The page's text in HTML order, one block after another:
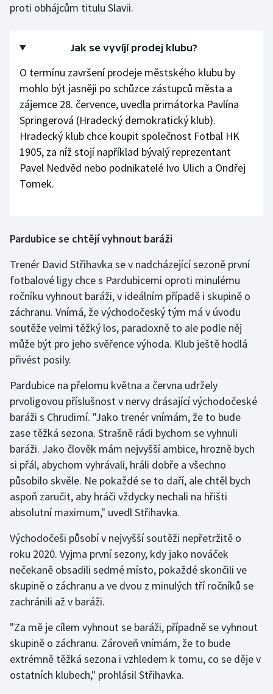
proti obhájcům titulu Slavii.
Jak se vyvíjí prodej klubu?
O termínu završení prodeje městského klubu by
mohlo být jasněji po schůzce zástupců města a
zájemce 28. července, uvedla primátorka Pavlína
Springerová (Hradecký demokratický klub).
Hradecký klub chce koupit společnost Fotbal HK
1905, za níž stojí například bývalý reprezentant
Pavel Nedvěd nebo podnikatelé Ivo Ulich a Ondřej
Tomek.
Pardubice se chtějí vyhnout baráži
Trenér David Střihavka se v nadcházející sezoně první
fotbalové ligy chce s Pardubicemi oproti minulému
ročníku vyhnout baráži, v ideálním případě i skupině o
záchranu. Vnímá, že východočeský tým má v úvodu
soutěže velmi těžký los, paradoxně to ale podle něj
může být pro jeho svěřence výhoda. Klub ještě hodlá
přivést posily.
Pardubice na přelomu května a června udržely
prvoligovou příslušnost v nervy drásající východočeské
baráži s Chrudimí. "Jako trenér vnímám, že to bude
zase těžká sezona. Strašně rádi bychom se vyhnuli
baráži. Jako člověk mám nejvyšší ambice, hrozně bych
si přál, abychom vyhrávali, hráli dobře a všechno
působilo skvěle. Ne pokaždé se to daří, ale chtěl bych
aspoň zaručit, aby hráči vždycky nechali na hřišti
absolutní maximum," uvedl Střihavka.
Východočeši působí v nejvyšší soutěži nepřetržitě o
roku 2020. Vyjma první sezony, kdy jako nováček
nečekaně obsadili sedmé místo, pokaždé skončili ve
skupině o záchranu a ve dvou z minulých tří ročníků se
zachránili až v baráži.
"Za mě je cílem vyhnout se baráži, případně se vyhnout
skupině o záchranu. Zároveň vnímám, že to bude
extrémně těžká sezona i vzhledem k tomu, co se děje v
ostatních klubech," prohlásil Střihavka.